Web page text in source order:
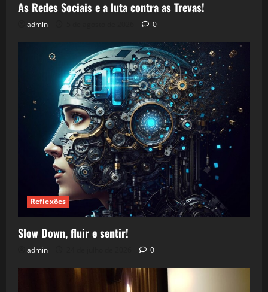
As Redes Sociais e a luta contra as Trevas!
admin 0
Reflexões
Slow Down, fluir e sentir!
admin 0